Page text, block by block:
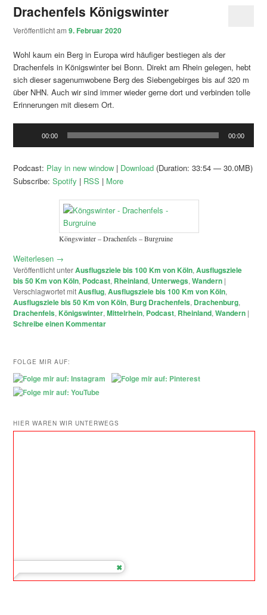
Drachenfels Königswinter
Veröffentlicht am9. Februar 2020
Wohl kaum ein Berg in Europa wird häufiger bestiegen als der
Drachenfels in Königswinter bei Bonn. Direkt am Rhein gelegen, hebt
sich dieser sagenumwobene Berg des Siebengebirges bis auf 320 m
über NHN. Auch wir sind immer wieder gerne dort und verbinden tolle
Erinnerungen mit diesem Ort.
00:00 00:00
Podcast: Play in new window | Download (Duration: 33:54 — 30.0MB)
Subscribe:Spotify | RSS | More
Köngswinter – Drachenfels – Burgruine
Weiterlesen →
Veröffentlicht unterAusflugsziele bis 100 Km von Köln,Ausflugsziele
bis 50 Km von Köln, Podcast, Rheinland, Unterwegs,Wandern |
Verschlagwortet mitAusflug,Ausflugsziele bis 100 Km von Köln,
Ausflugsziele bis 50 Km von Köln, Burg Drachenfels, Drachenburg,
Drachenfels,Königswinter,Mittelrhein, Podcast, Rheinland,Wandern |
Schreibe einen Kommentar
FOLGE MIR AUF:
HIER WAREN WIR UNTERWEGS